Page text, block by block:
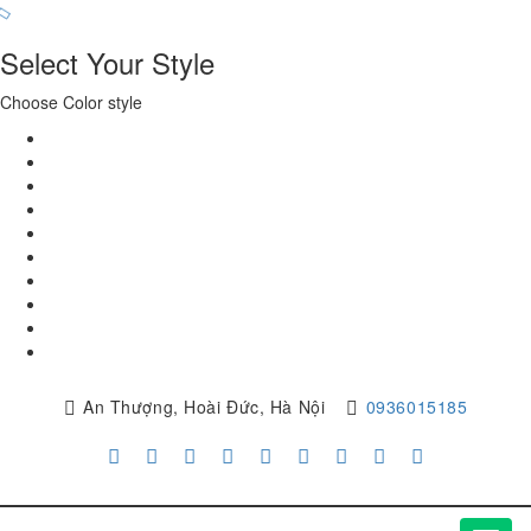
Select Your Style
Choose Color style
An Thượng, Hoài Đức, Hà Nội 0936015185